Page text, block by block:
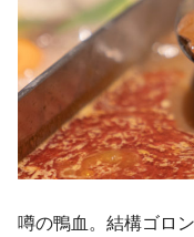
噂の鴨血。結構ゴロ